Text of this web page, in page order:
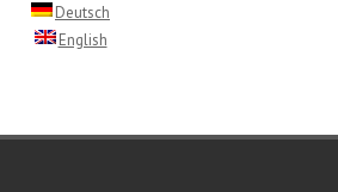
Deutsch
English